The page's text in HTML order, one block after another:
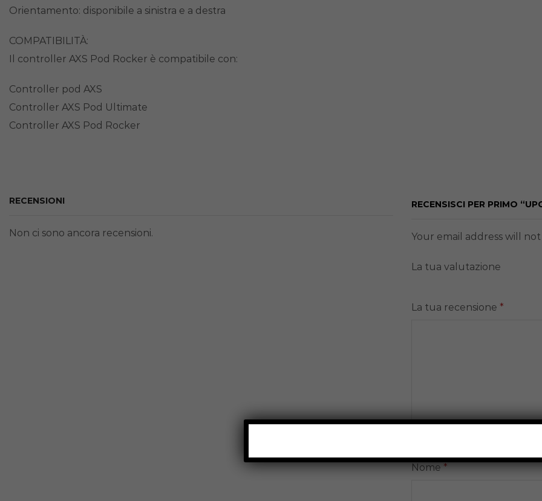
Orientamento: disponibile a sinistra e a destra
COMPATIBILITÀ:
Il controller AXS Pod Rocker è compatibile con:
Controller pod AXS
Controller AXS Pod Ultimate
Controller AXS Pod Rocker
RECENSIONI
Non ci sono ancora recensioni.
RECENSISCI PER PRIMO
Your email address will
La tua valutazione
La tua recensione *
Nome*